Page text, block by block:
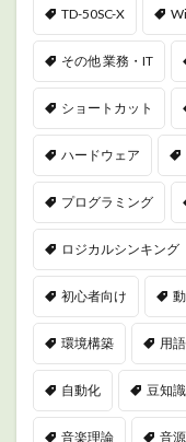
TD-50SC-X
その他 業務・IT
ショートカット
ハードウェア
プログラミング
ロジカルシンキング
初心者向け
環境構築 用
自動化 豆知識
音楽理論 音源